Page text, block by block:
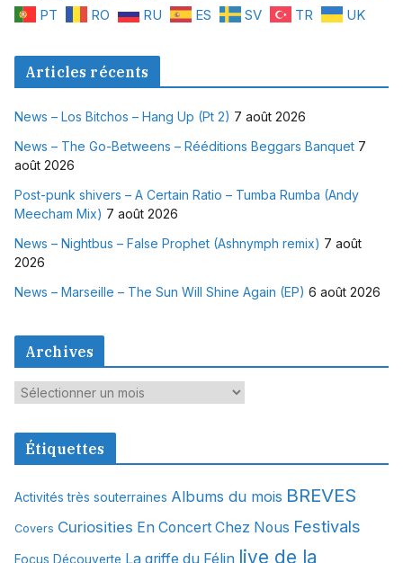
PT
RO RU ES SV TR UK
Articles récents
News – Los Bitchos – Hang Up (Pt 2) 7 août 2026
News – The Go-Betweens – Rééditions Beggars Banquet 7
août 2026
Post-punk shivers – A Certain Ratio – Tumba Rumba (Andy
Meecham Mix) 7 août 2026
News – Nightbus – False Prophet (Ashnymph remix) 7 août
2026
News – Marseille – The Sun Will Shine Again (EP) 6 août 2026
Archives
A
c
v
e
Étiquettes
Activités très souterraines Albums du mois BREVES
Covers Curiosities En Concert Chez Nous Festivals
Focus Découverte La griffe du Félin live de la